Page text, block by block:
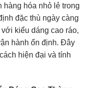
hàng hóa nhỏ lẻ trong
đặc thù ngày càng
với kiểu dáng cao ráo,
hành ổn định. Đây
hiện đại và tính